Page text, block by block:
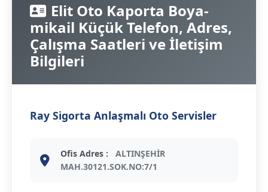
Elit Oto Kaporta Boya-
mikail Küçük Telefon, Adres,
Çalışma Saatleri ve İletişim
Bilgileri
Ray Sigorta Anlaşmalı Oto Servisler
Ofis Adres :
ALTINŞEHİR
MAH.30121.SOK.NO:7/1